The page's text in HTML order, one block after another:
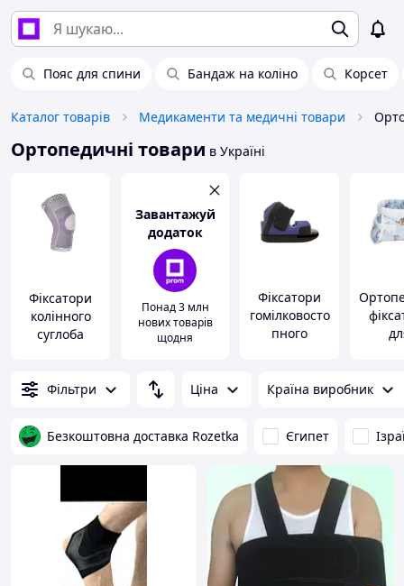
Пояс для спини Бандаж на коліно Корсет
Каталог товарів Медикаменти та медичні товари
Ортопедичні товари в Україні
Фіксатори
колінного
суглоба
Завантажуй
додаток
Понад 3 млн
нових товарів
щодня
Фіксатори
гомілковосто
пного
Фільтри
Ціна Країна виробник
Безкоштовна доставка Rozetka Єгипет